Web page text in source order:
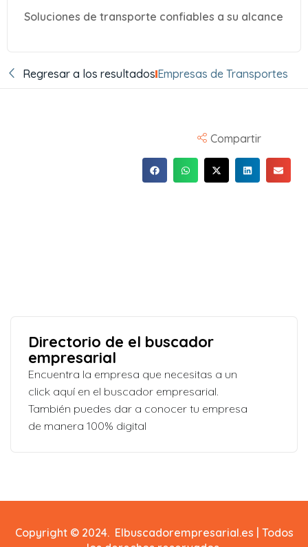
Soluciones de transporte confiables a su alcance
Regresar a los resultadosEmpresas de Transportes
Compartir
Directorio de el buscador
empresarial
Encuentra la empresa que necesitas a un
click aquí en el buscador empresarial.
También puedes dar a conocer tu empresa
de manera 100% digital
Copyright © 2024. Elbuscadorempresarial.es | Todos